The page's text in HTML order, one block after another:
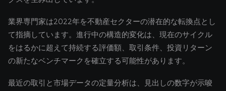
業界専門家は2022年を不動産セクターの潜在的な転換点とし
て指摘しています。進行中の構造的変化は、現在のサイクル
をはるかに超えて持続する評価額、取引条件、投資リターン
の新たなベンチマークを確立する可能性があります。
最近の取引と市場データの定量分析は、見出しの数字が示唆